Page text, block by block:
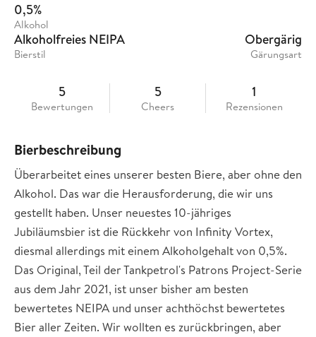
0,5%
Alkohol
Alkoholfreies NEIPA
Bierstil
Obergärig
Gärungsart
5
Bewertungen
5
Cheers
1
Rezensionen
Bierbeschreibung
Überarbeitet eines unserer besten Biere, aber ohne den
Alkohol. Das war die Herausforderung, die wir uns
gestellt haben. Unser neuestes 10-jähriges
Jubiläumsbier ist die Rückkehr von Infinity Vortex,
diesmal allerdings mit einem Alkoholgehalt von 0,5%.
Das Original, Teil der Tankpetrol's Patrons Project-Serie
aus dem Jahr 2021, ist unser bisher am besten
bewertetes NEIPA und unser achthöchst bewertetes
Bier aller Zeiten. Wir wollten es zurückbringen, aber